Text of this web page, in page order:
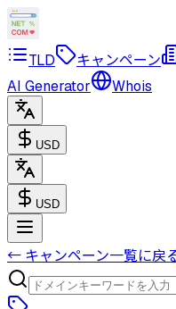
TLD キャンペーン
AI Generator
Whois
USD
USD
← キャンペーン一覧に戻